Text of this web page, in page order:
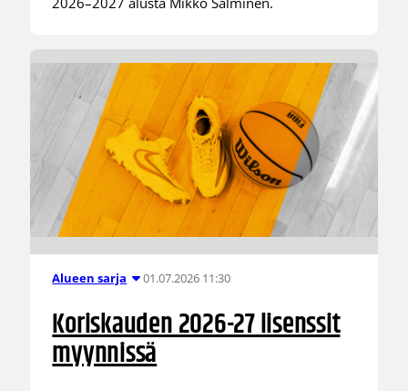
Alueen sarja 01.07.2026 11:30
Koriskauden 2026-27 lisenssit
myynnissä